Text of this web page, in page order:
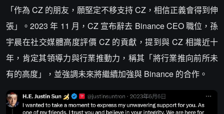
「作為 CZ 的朋友，願堅定不移支持 CZ，相信正義會得到伸
張」。2023 年 11 月，CZ 宣布辭去 Binance CEO 職位，孫
宇晨在社交媒體高度評價 CZ 的貢獻，提到與 CZ 相識近十
年，肯定其領導力與行業推動力，稱其「將行業推向前所未
有的高度」，並強調未來將繼續加強與 Binance 的合作。